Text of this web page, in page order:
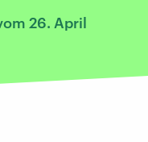
26. April